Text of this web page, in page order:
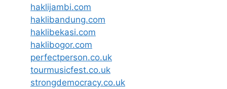
haklijambi.com
haklibandung.com
haklibekasi.com
haklibogor.com
perfectperson.co.uk
tourmusicfest.co.uk
strongdemocracy.co.uk